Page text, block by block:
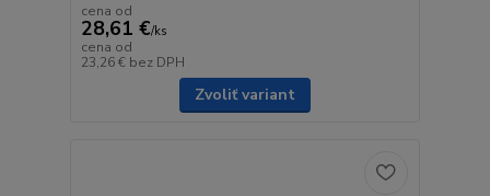
cena od
28,61 €/ks
cena od
23,26 € bez DPH
Zvoliť variant